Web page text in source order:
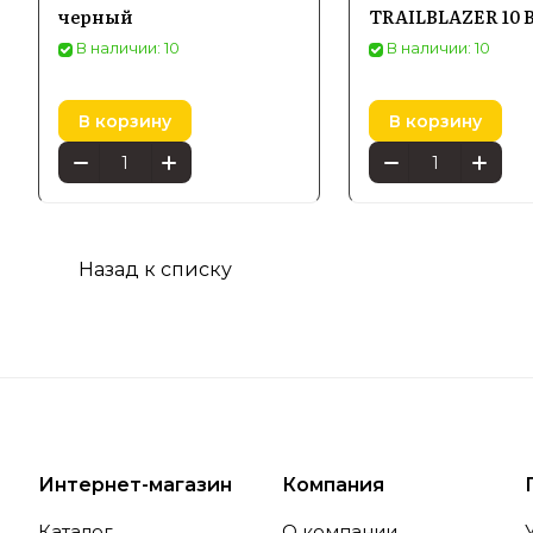
Наиболее
которые
серии
черный
В наличии: 10
В корзину
TRAILBLAZER 10
В наличии: 10
В корзину
Назад к списку
Интернет-магазин Компания